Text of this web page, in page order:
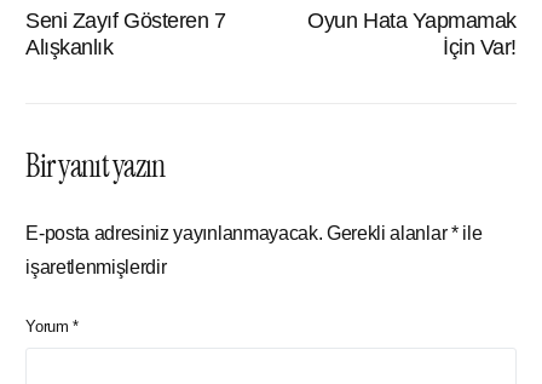
Seni Zayıf Gösteren 7
Alışkanlık
Oyun Hata Yapmamak
İçin Var!
Bir yanıt yazın
E-posta adresiniz yayınlanmayacak. Gerekli alanlar*ile
işaretlenmişlerdir
Yorum*